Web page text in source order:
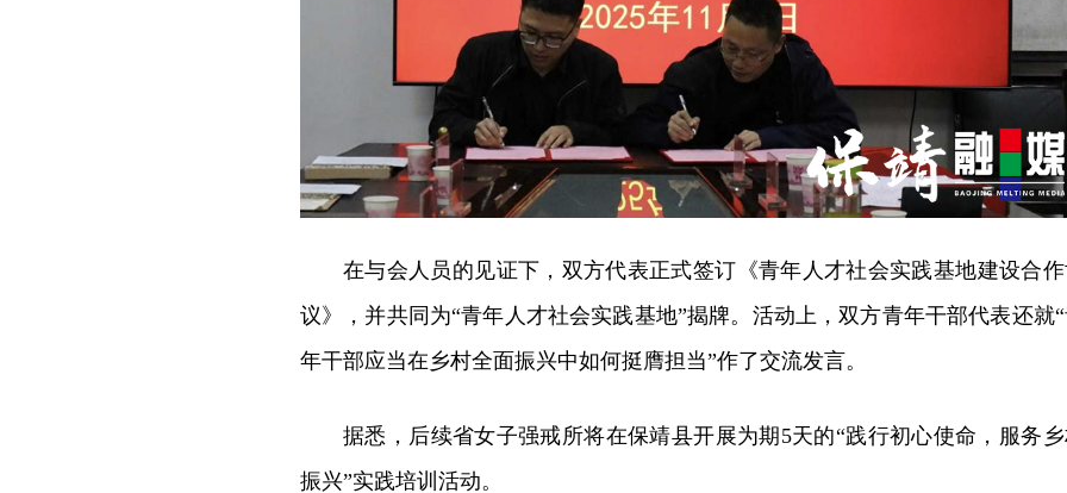
在与会人员的见证下，双方代表正式签订《青年人才社会实践基地建设合
议》，并共同为“青年人才社会实践基地”揭牌。活动上，双方青年干部代表还就
年干部应当在乡村全面振兴中如何挺膺担当”作了交流发言。
据悉，后续省女子强戒所将在保靖县开展为期5天的“践行初心使命，服务
振兴”实践培训活动。